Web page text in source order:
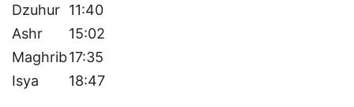
Dzuhur 11:40
Ashr
15:02
Maghrib17:35
Isya
18:47